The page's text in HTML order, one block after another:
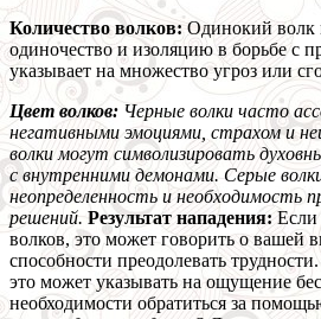
Количество волков: Одинокий волк
одиночество и изоляцию в борьбе с
указывает на множество угроз или
Цвет волков: Черные волки часто
негативными эмоциями, страхом и
волки могут символизировать
с внутренними демонами. Серые
неопределенность и необходимость
решений. Результат нападения: Если
волков, это может говорить о вашей
способности преодолевать
это может указывать на ощущение
необходимости обратиться за